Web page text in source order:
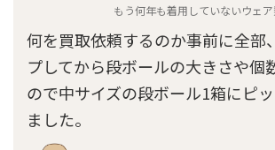
もう何年も着用していないウェ
何を買取依頼するのか事前に全部
プしてから段ボールの大きさや個
ので中サイズの段ボール1箱にピ
ました。